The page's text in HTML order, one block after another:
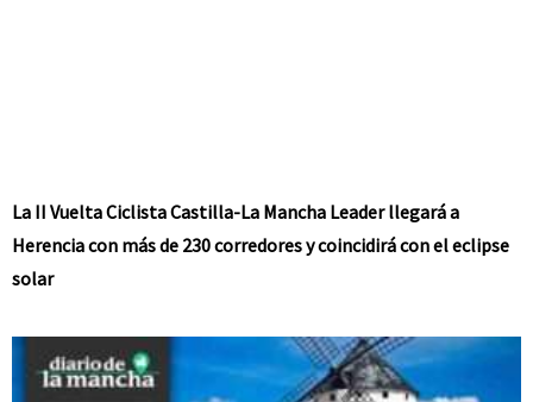
La II Vuelta Ciclista Castilla-La Mancha Leader llegará a
Herencia con más de 230 corredores y coincidirá con el eclipse
solar